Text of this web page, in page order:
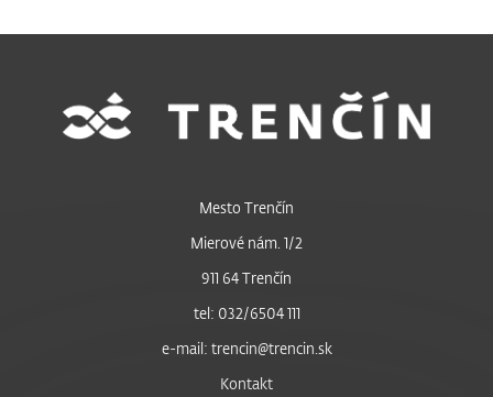
Mesto Trenčín
Mierové nám. 1/2
911 64 Trenčín
tel: 032/6504 111
e-mail: trencin@trencin.sk
Kontakt